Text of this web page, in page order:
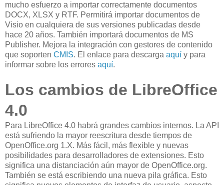
mucho esfuerzo a importar correctamente documentos
DOCX, XLSX y RTF. Permitirá importar documentos de
Visio en cualquiera de sus versiones publicadas desde
hace 20 años. También importará documentos de MS
Publisher. Mejora la integración con gestores de contenido
que soporten CMIS. El enlace para descarga aquí y para
informar sobre los errores aquí.
Los cambios de LibreOffice
4.0
Para LibreOffice 4.0 habrá grandes cambios internos. La API
está sufriendo la mayor reescritura desde tiempos de
OpenOffice.org 1.X. Más fácil, más flexible y nuevas
posibilidades para desarrolladores de extensiones. Esto
significa una distanciación aún mayor de OpenOffice.org.
También se está escribiendo una nueva pila gráfica. Esto